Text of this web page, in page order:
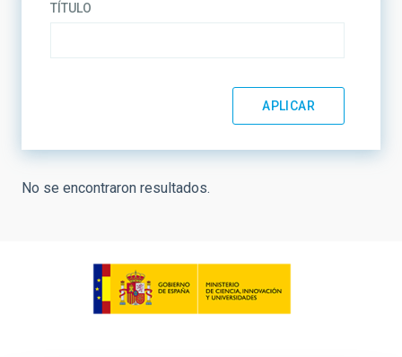
TÍTULO
No se encontraron resultados.